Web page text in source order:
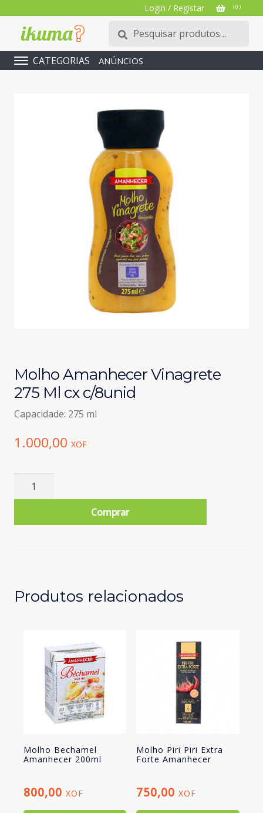
Login / Registar ( 0 )
Pesquisar
por:
Pesquisa
CATEGORIAS ANÚNCIOS
Molho Amanhecer Vinagrete
275 Ml cx c/8unid
Capacidade: 275 ml
1.000,00 XOF
Quantidade
Amanhecer
c/8unid
Comprar
Produtos relacionados
Molho Bechamel
Amanhecer 200ml
800,00 XOF
Molho Piri Piri Extra
Forte Amanhecer
750,00XOF